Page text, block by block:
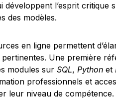
l’esprit critique
des modèles.
en ligne permettent
Une première
modules sur SQL, Python et
professionnels et
leur niveau de